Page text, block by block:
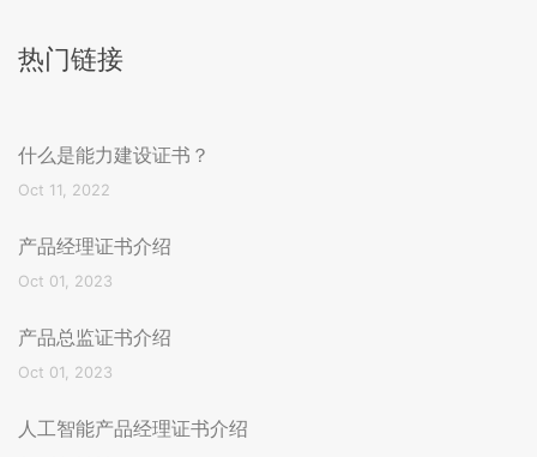
热门链接
什么是能力建设证书？
Oct 11, 2022
产品经理证书介绍
Oct 01, 2023
产品总监证书介绍
Oct 01, 2023
人工智能产品经理证书介绍